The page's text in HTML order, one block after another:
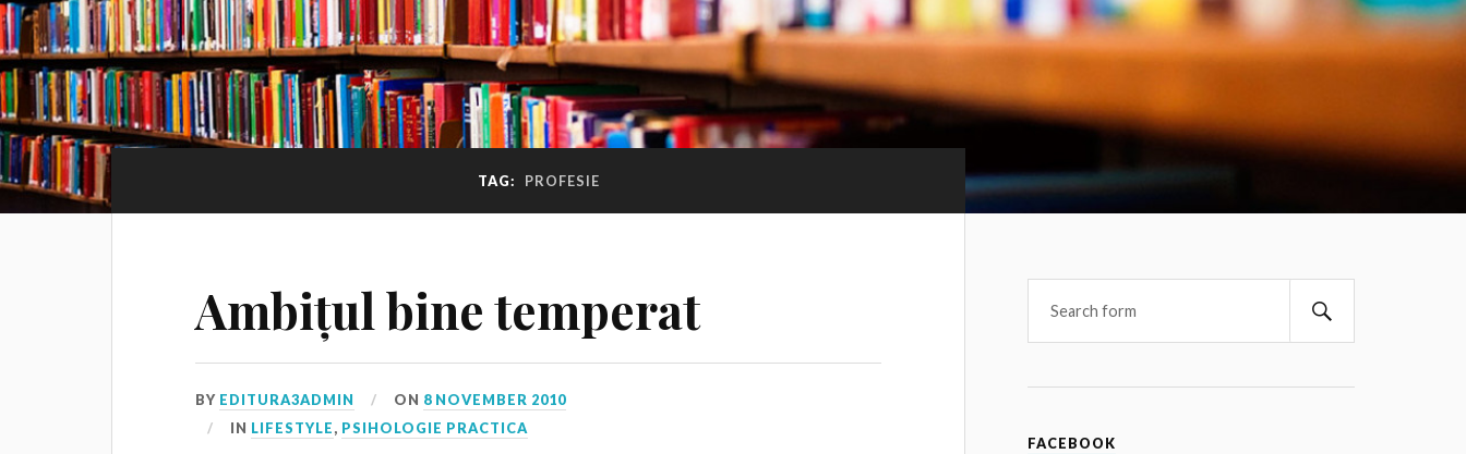
TAG: PROFESIE
Ambițul bine temperat
BY EDITURA3ADMIN ON 8 NOVEMBER 2010
IN LIFESTYLE, PSIHOLOGIE PRACTICA
FACEBOOK